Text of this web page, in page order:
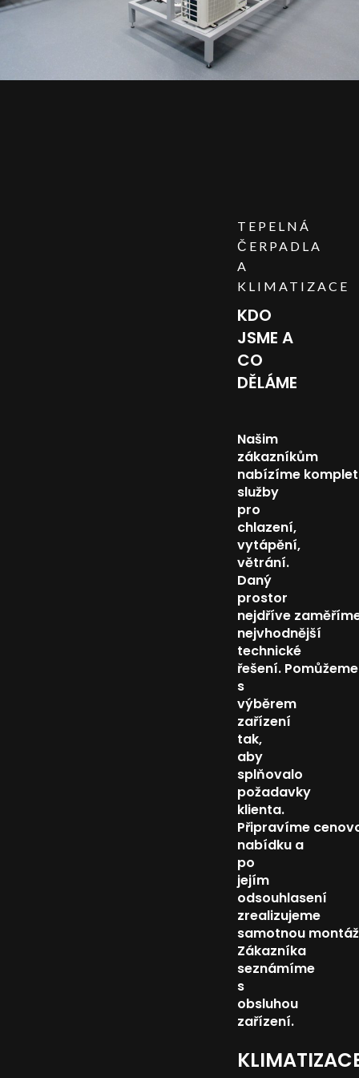
TEPELNÁ
ČERPADLA
A
KLIMATIZACE
KDO
JSME A
CO
DĚLÁME
Našim
zákazníkům
nabízíme
služby
pro
chlazení,
vytápění,
větrání.
Daný
prostor
nejdříve
nejvhodnější
technické
řešení. Pomůžeme
s
výběrem
zařízení
tak,
aby
splňovalo
požadavky
klienta.
Připravíme
nabídku a
po
jejím
odsouhlasení
zrealizujeme
samotnou
Zákazníka
seznámíme
s
obsluhou
zařízení.